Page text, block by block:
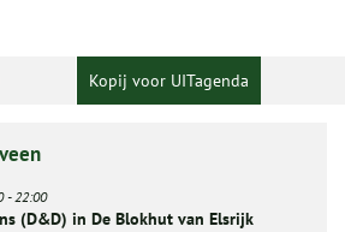
Kopij voor UITagenda
-22:00
(D&D) in De Blokhut van Elsrijk